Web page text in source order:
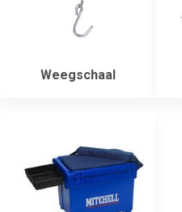
Weegschaal